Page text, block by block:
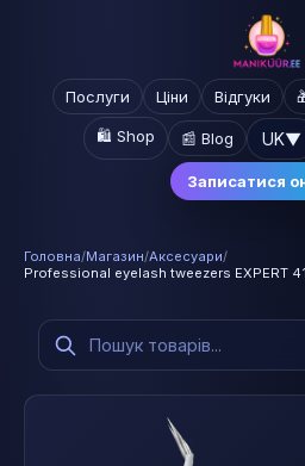
Послуги Ціни Відгуки
🛍️ Shop 📰 Blog UK▼
Записатися
Головна/Магазин/Аксесуари/
Professional eyelash tweezers EXPERT